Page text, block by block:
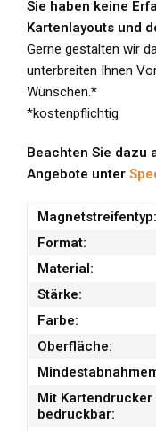
Sie haben keine
Kartenlayouts und
Gerne gestalten wir
unterbreiten Ihnen
Wünschen.*
*kostenpflichtig
Beachten Sie dazu
Angebote unter
Magnetstreifentyp:
Format:
Material:
Stärke:
Farbe:
Oberfläche:
Mit Kartendrucker
bedruckbar: